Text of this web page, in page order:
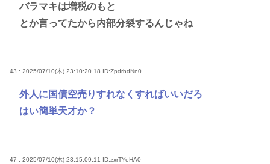
バラマキは増税のもと
とか言ってたから内部分裂するんじゃね
43 : 2025/07/10(木) 23:10:20.18 ID:ZpdrhdNn0
外人に国債空売りすれなくすればいいだろ
はい簡単天才か？
47 : 2025/07/10(木) 23:15:09.11 ID:zxrTYeHA0